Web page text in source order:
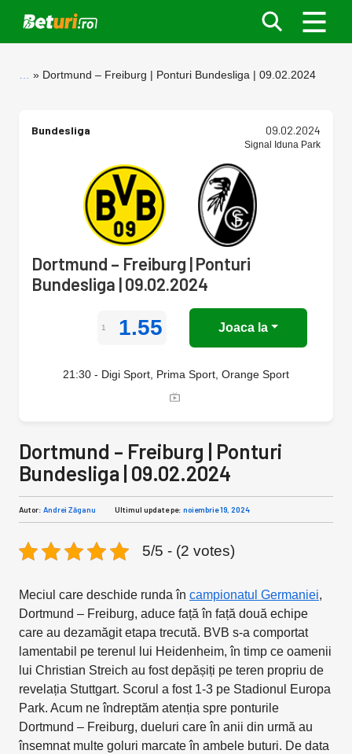
Dortmund – Freiburg | Ponturi Bundesliga | 09.02.2024
Bundesliga 09.02.2024
Signal Iduna Park
Dortmund – Freiburg | Ponturi
Bundesliga | 09.02.2024
1 1.55 Joaca la
21:30 - Digi Sport, Prima Sport, Orange Sport
Dortmund – Freiburg | Ponturi
Bundesliga | 09.02.2024
Autor: Andrei Zăganu Ultimul update pe: noiembrie 19, 2024
5/5 - (2 votes)
Meciul care deschide runda în campionatul Germaniei,
Dortmund – Freiburg, aduce față în față două echipe
care au dezamăgit etapa trecută. BVB s-a comportat
lamentabil pe terenul lui Heidenheim, în timp ce oamenii
lui Christian Streich au fost depășiți pe teren propriu de
revelația Stuttgart. Scorul a fost 1-3 pe Stadionul Europa
Park. Acum ne îndreptăm atenția spre ponturile
Dortmund – Freiburg, dueluri care în anii din urmă au
însemnat multe goluri marcate în ambele buturi. De data